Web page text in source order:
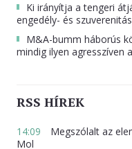
Ki irányítja a tengeri
engedély- és
M&A-bumm háborús
mindig ilyen agresszíven
RSS HÍREK
14:09
Megszólalt az
Mol